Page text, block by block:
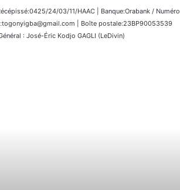
24/03/11/HAAC | Banque:Orabank / Numéro
| Boîte postale:23BP90053539
: José-Éric Kodjo GAGLI (LeDivin)